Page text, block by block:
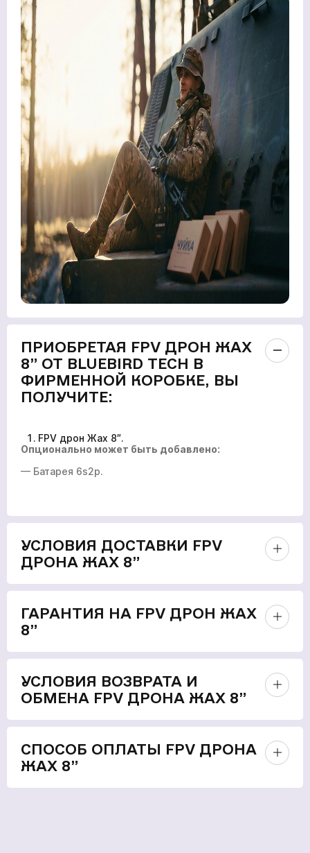
ПРИОБРЕТАЯ FPV ДРОН ЖАХ
8” ОТ BLUEBIRD TECH В
ФИРМЕННОЙ КОРОБКЕ, ВЫ
ПОЛУЧИТЕ:
FPV дрон Жах 8″.
Опционально может быть добавлено:
— Батарея 6s2p.
УСЛОВИЯ ДОСТАВКИ FPV
ДРОНА ЖАХ 8”
ГАРАНТИЯ НА FPV ДРОН ЖАХ
8”
УСЛОВИЯ ВОЗВРАТА И
ОБМЕНА FPV ДРОНА ЖАХ 8”
СПОСОБ ОПЛАТЫ FPV ДРОНА
ЖАХ 8”